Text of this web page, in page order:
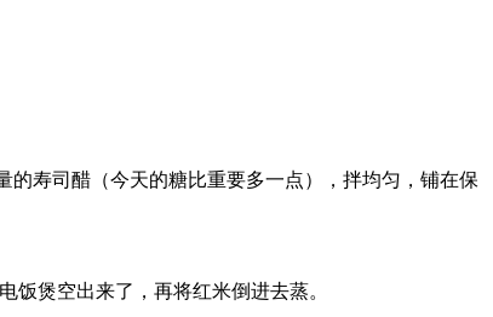
寿司醋（今天的糖比重要多一点），拌均匀，铺在保
饭煲空出来了，再将红米倒进去蒸。